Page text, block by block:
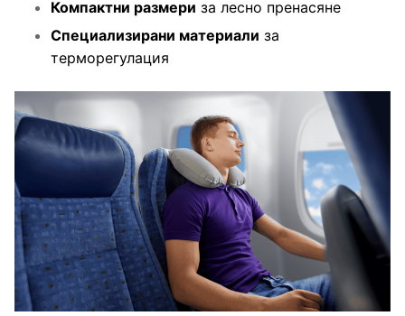
Компактни размери за лесно пренасяне
Специализирани материали за
терморегулация